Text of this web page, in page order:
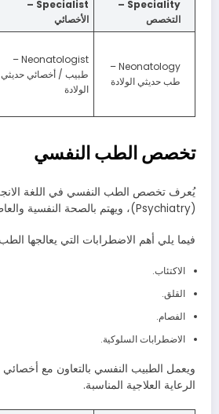
Speciality –
التخصص
Specialist –
الأخصائي
Neonatology –
طب حديثي الولادة
Neonatologist –
طبيب / أخصائي حديثي
الولادة
تخصص الطب النفسي
يُعرف تخصص الطب النفسي في اللغة
(Psychiatry)، ويهتم بالصحة النفسية والعاطفية والسلوكية.
فيما يلي أهم الاضطرابات التي يعالجها
الاكتئاب.
القلق.
الفصام.
الاضطرابات السلوكية.
ويعمل الطبيب النفسي بالتعاون مع
الرعاية العلاجية المناسبة.